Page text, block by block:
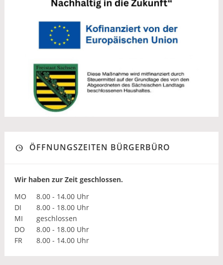
ÖFFNUNGSZEITEN BÜRGERBÜRO
Wir haben zur Zeit geschlossen.
MO
8.00 - 14.00 Uhr
DI
8.00 - 18.00 Uhr
MI
geschlossen
DO
8.00 - 18.00 Uhr
FR
8.00 - 14.00 Uhr